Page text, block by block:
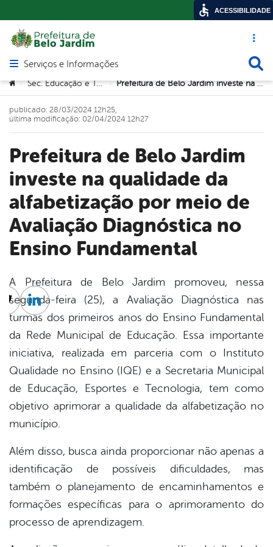
Acesso
Abrir menu principal de navegação
Serviços e Informações
Você está aqui:
> Sec. Educação e Tecnologia > Prefeitura de Belo Jardim investe na qualidade da alfabetização por meio de Avaliação Diagnóstica no Ensino Fundamental
Prefeitura de Belo Jardim
investe na qualidade da
alfabetização por meio de
Avaliação Diagnóstica no
Ensino Fundamental
publicado: 28/03/2024 12h25,
última modificação: 02/04/2024 12h27
A Prefeitura de Belo Jardim promoveu, nessa
segunda-feira (25), a Avaliação Diagnóstica nas
turmas dos primeiros anos do Ensino Fundamental
da Rede Municipal de Educação. Essa importante
iniciativa, realizada em parceria com o Instituto
Qualidade no Ensino (IQE) e a Secretaria Municipal
de Educação, Esportes e Tecnologia, tem como
objetivo aprimorar a qualidade da alfabetização no
município.
Além disso, busca ainda proporcionar não apenas a
identificação de possíveis dificuldades, mas
também o planejamento de encaminhamentos e
formações específicas para o aprimoramento do
processo de aprendizagem.
Twitter
Linkedin
ACESSIBILIDADE